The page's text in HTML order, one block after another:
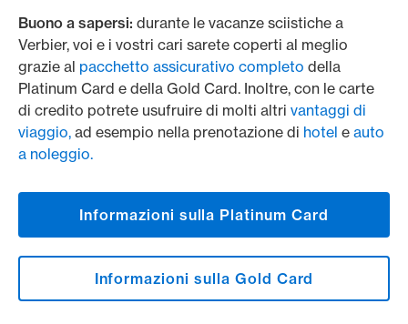
Buono a sapersi: durante le vacanze sciistiche a
Verbier, voi e i vostri cari sarete coperti al meglio
grazie al pacchetto assicurativo completo della
Platinum Card e della Gold Card. Inoltre, con le carte
di credito potrete usufruire di molti altri vantaggi di
viaggio, ad esempio nella prenotazione di hotel e auto
a noleggio.
Informazioni sulla Platinum Card
Informazioni sulla Gold Card